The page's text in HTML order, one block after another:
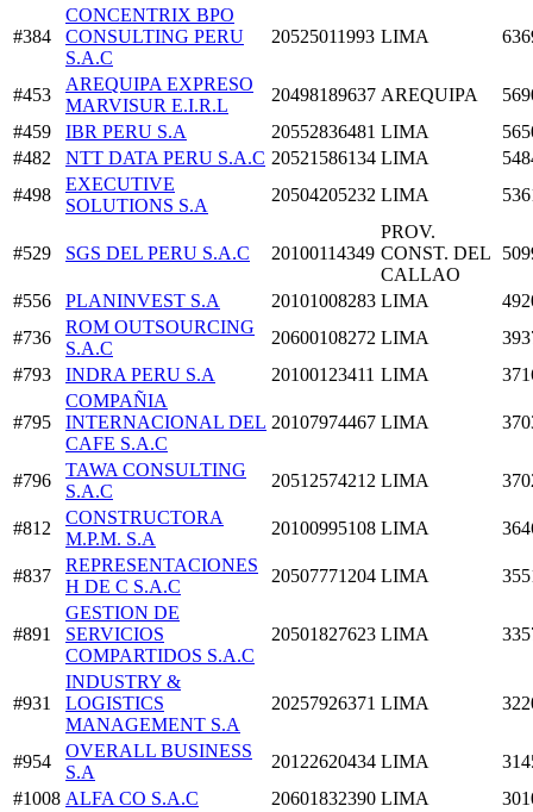
#384
CONCENTRIX BPO
CONSULTING PERU
S.A.C
20525011993 LIMA
#453
AREQUIPA EXPRESO
MARVISUR E.I.R.L
20498189637 AREQUIPA
#459
IBR PERU S.A 20552836481 LIMA
#482
NTT DATA PERU S.A.C 20521586134 LIMA
#498
EXECUTIVE
SOLUTIONS S.A
20504205232 LIMA
#529 SGS DEL PERU S.A.C 20100114349
PROV.
CONST. DEL
CALLAO
#556 PLANINVEST S.A 20101008283 LIMA
#736
ROM OUTSOURCING
S.A.C
20600108272 LIMA
#793
INDRA PERU S.A 20100123411 LIMA
#795
COMPAÑIA
INTERNACIONAL DEL
CAFE S.A.C
20107974467 LIMA
#796
TAWA CONSULTING
S.A.C
20512574212 LIMA
#812
CONSTRUCTORA
M.P.M. S.A
20100995108 LIMA
#837
REPRESENTACIONES
H DE C S.A.C
20507771204 LIMA
#891
GESTION DE
SERVICIOS
COMPARTIDOS S.A.C
20501827623 LIMA
#931
INDUSTRY &
LOGISTICS
MANAGEMENT S.A
20257926371 LIMA
#954
OVERALL BUSINESS
S.A
20122620434 LIMA
#1008 ALFA CO S.A.C 20601832390 LIMA